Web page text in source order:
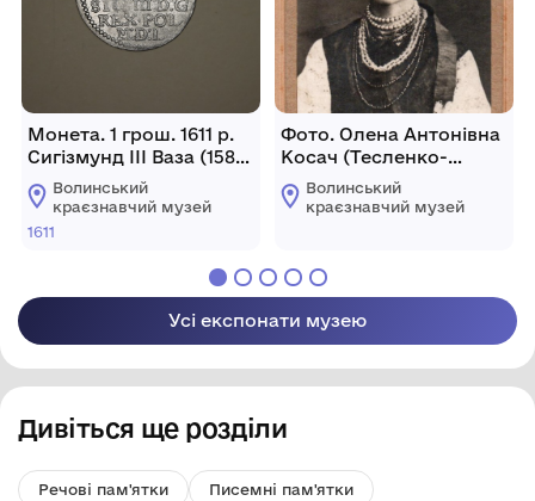
Монета. 1 грош. 1611 р.
Сигізмунд ІІІ Ваза (1587-
1632)Волинський
краєзнавчий музей
1611
Фото. Олена Антонівна
Косач (Тесленко-
Приходько).
Волинський
краєзнавчий музей
Усі експонати музею
Дивіться ще розділи
Речові пам'ятки Писемні пам'ятки